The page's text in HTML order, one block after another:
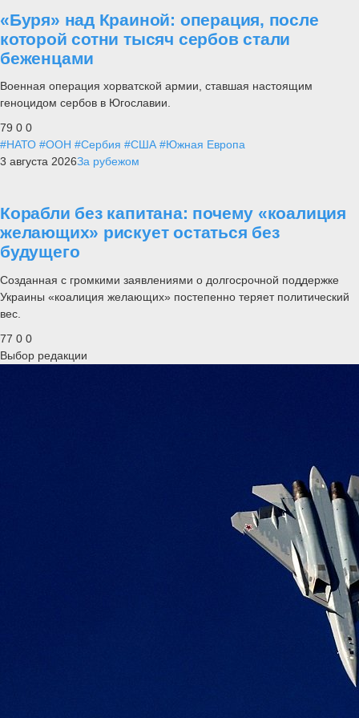
«Буря» над Краиной: операция, после
которой сотни тысяч сербов стали
беженцами
Военная операция хорватской армии, ставшая настоящим
геноцидом сербов в Югославии.
79 0 0
#НАТО #ООН #Сербия #США #Южная Европа
3 августа 2026За рубежом
Корабли без капитана: почему «коалиция
желающих» рискует остаться без
будущего
Созданная с громкими заявлениями о долгосрочной поддержке
Украины «коалиция желающих» постепенно теряет политический
вес.
77 0 0
Выбор редакции